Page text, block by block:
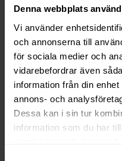
Denna webbplats
Vi använder
och annonserna till
för sociala medier och
vidarebefordrar även
information från din
annons- och
Dessa kan i sin tur
information som du har
KÖP